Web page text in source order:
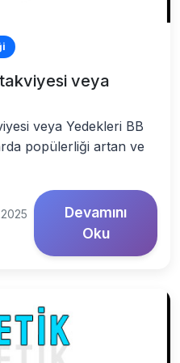
veya
veya Yedekleri BB
popülerliği artan ve
Devamını
Oku